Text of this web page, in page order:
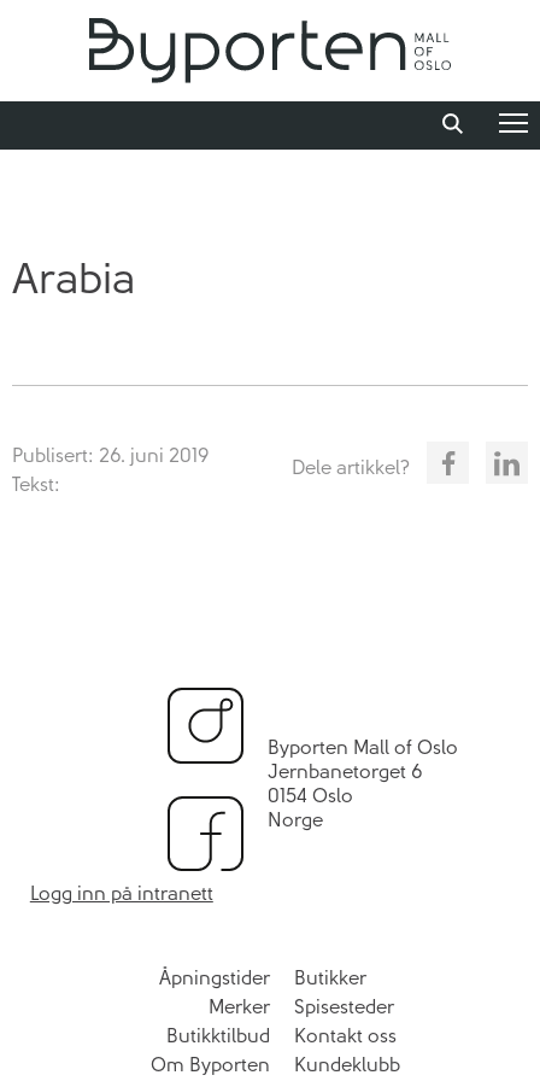
Arabia
Publisert: 26. juni 2019
Tekst:
Dele artikkel?
Byporten Mall of Oslo
Jernbanetorget 6
0154 Oslo
Norge
Logg inn på intranett
Åpningstider
Butikker
Merker
Spisesteder
Butikktilbud
Kontakt oss
Om Byporten
Kundeklubb